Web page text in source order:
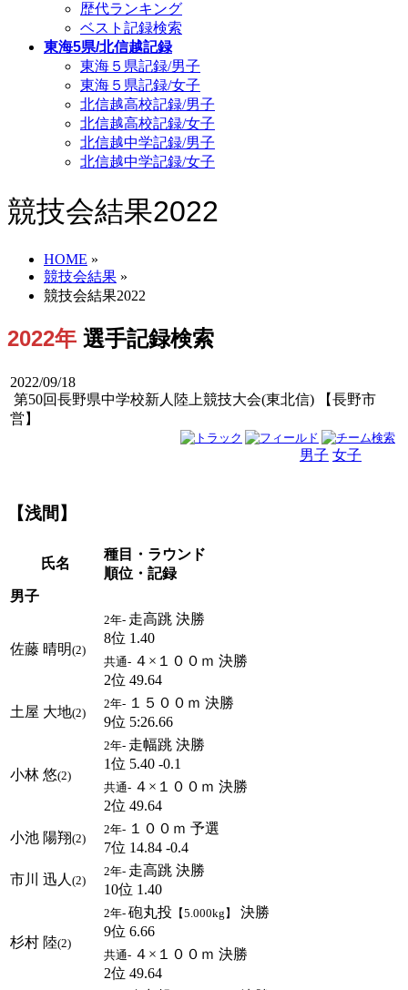
歴代ランキング
ベスト記録検索
東海5県/北信越記録
東海５県記録/男子
東海５県記録/女子
北信越高校記録/男子
北信越高校記録/女子
北信越中学記録/男子
北信越中学記録/女子
競技会結果2022
HOME »
競技会結果 »
競技会結果2022
2022年 選手記録検索
2022/09/18
第50回長野県中学校新人陸上競技大会(東北信) 【長野市
営】
男子 女子
【浅間】
氏名
種目・ラウンド
順位・記録
男子
佐藤 晴明(2)
2年- 走高跳 決勝
8位 1.40
共通- ４×１００ｍ 決勝
2位 49.64
土屋 大地(2)
2年- １５００ｍ 決勝
9位 5:26.66
小林 悠(2)
2年- 走幅跳 決勝
1位 5.40 -0.1
共通- ４×１００ｍ 決勝
2位 49.64
小池 陽翔(2)
2年- １００ｍ 予選
7位 14.84 -0.4
市川 迅人 (2)
2年- 走高跳 決勝
10位 1.40
杉村 陸(2)
2年- 砲丸投 【5.000kg】
決勝
9位 6.66
共通- ４×１００ｍ 決勝
2位 49.64